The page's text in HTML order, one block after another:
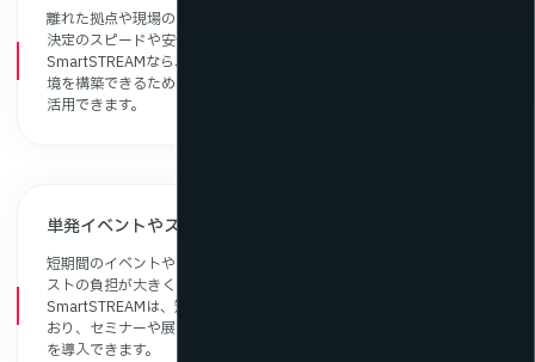
離れた拠点や現場の映像をリアルタイムで確認できなければ、意思
決定のスピードや安全管理の精度が低下します。
SmartSTREAMなら、遠隔地の映像をリアルタイムで確認できる環
境を構築できるため、定点カメラによる監視や現場の状況把握にも
活用できます。
単発イベントやスポット利用でライブ中継を行いたい
短期間のイベントや一度きりの中継では、配信環境の構築や導入コ
ストの負担が大きくなりがちです。
SmartSTREAMは、短期利用にも対応した柔軟なプランを用意して
おり、セミナーや展示会などの単発イベントにも手軽にライブ配信
を導入できます。